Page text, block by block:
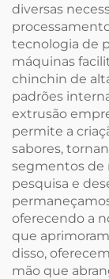
diversas
tecnologia de
máquinas
chinchin de
padrões
extrusão
permite a
sabores,
segmentos de
pesquisa e
oferecendo a
que
disso,
mão que